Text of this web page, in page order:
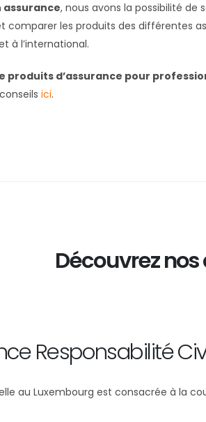
, nous avons la possibilité de
comparer les produits des différentes
à l’international.
produits d’assurance pour
ici.
Découvrez
Responsabilité
au Luxembourg est consacrée à la